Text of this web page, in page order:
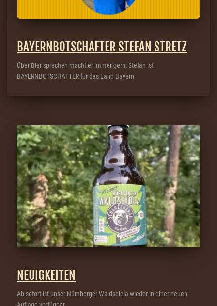
BAYERNBOTSCHAFTER STEFAN STRETZ
Über Bier sprechen macht er immer gern: Stefan ist
BAYERNBOTSCHAFTER für das Land Bayern
NEUIGKEITEN
Ab sofort ist unser Nürnberger Waldseidla wieder in einer neuen